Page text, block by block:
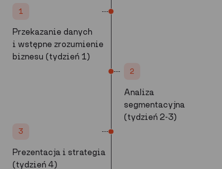
1
Przekazanie danych
i wstępne zrozumienie
biznesu (tydzień 1)
2
Analiza
segmentacyjna
(tydzień 2-3)
3
Prezentacja i strategia
(tydzień 4)